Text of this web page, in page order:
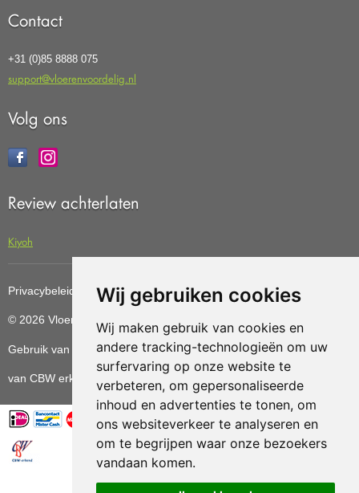
Wij gebruiken cookies
Wij maken gebruik van cookies en
andere tracking-technologieën om uw
surfervaring op onze website te
verbeteren, om gepersonaliseerde
inhoud en advertenties te tonen, om
ons websiteverkeer te analyseren en
om te begrijpen waar onze bezoekers
vandaan komen.
Contact
+31 (0)85 8888 075
support@vloerenvoordelig.nl
Volg ons
Review achterlaten
Kiyoh
Privacybeleid Cookiebeleid Update cookies preferences
© 2026 Vloerenvoordelig
Gebruik van deze site betekent dat u dealgemene voorwaarden
van CBW erkende woonwinkels accepteert.
Vloerenvoordelig.nl is een onderdeel van